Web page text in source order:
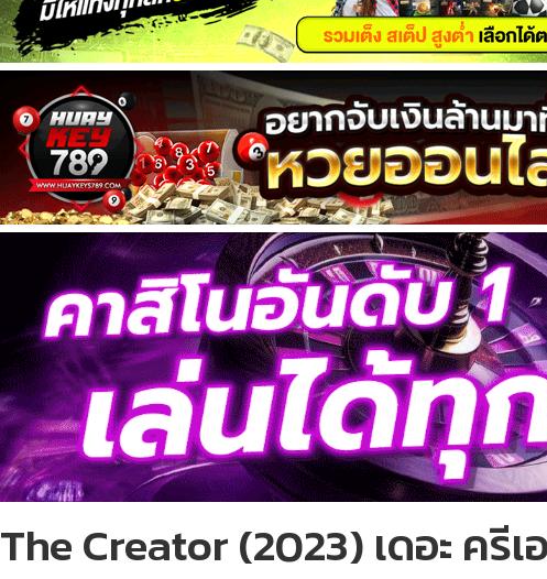
The Creator (2023) เดอะ ครีเ